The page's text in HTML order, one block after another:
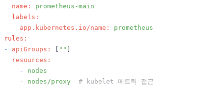
name:
prometheus-main
labels:
app.kubernetes.io/name:
prometheus
rules:
-
apiGroups: ""
resources:
-
nodes
-
nodes/proxy
# kubelet 메트릭 접근